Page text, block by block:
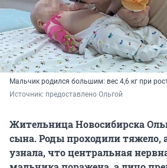
Мальчик родился большим: вес 4,6 кг при
Источник: предоставлено Ольгой
Жительница Новосибирска
сына. Роды проходили тяжело,
узнала, что центральная